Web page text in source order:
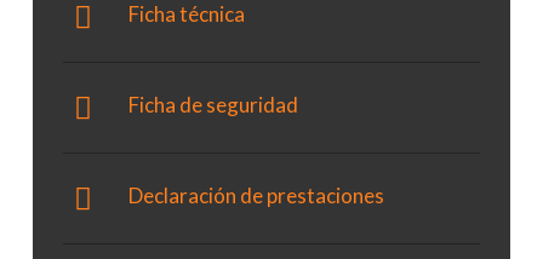
Ficha técnica
Ficha de seguridad
Declaración de prestaciones